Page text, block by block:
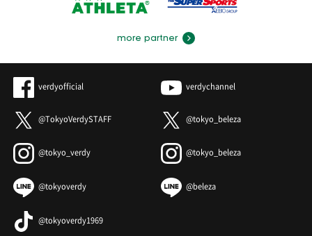
more partner
verdyofficial verdychannel
@TokyoVerdySTAFF @tokyo_beleza
@tokyo_verdy @tokyo_beleza
@tokyoverdy @beleza
@tokyoverdy1969